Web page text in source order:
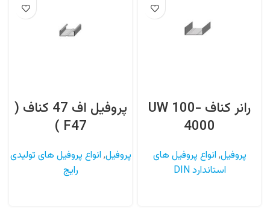
رانر کناف UW 100-
4000
پروفیل, انواع پروفیل های
استاندارد DIN
پروفیل اف 47 کناف (
F47 )
پروفیل, انواع پروفیل های تولیدی
رایج